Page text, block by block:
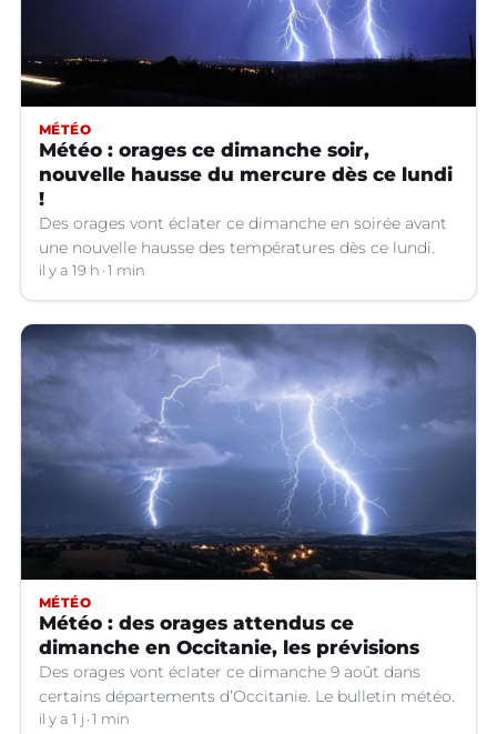
MÉTÉO
Météo : orages ce dimanche soir,
nouvelle hausse du mercure dès ce lundi
!
Des orages vont éclater ce dimanche en soirée avant
une nouvelle hausse des températures dès ce lundi.
il y a 19 h 1 min
MÉTÉO
Météo : des orages attendus ce
dimanche en Occitanie, les prévisions
Des orages vont éclater ce dimanche 9 août dans
certains départements d’Occitanie. Le bulletin météo.
il y a 1 j 1 min